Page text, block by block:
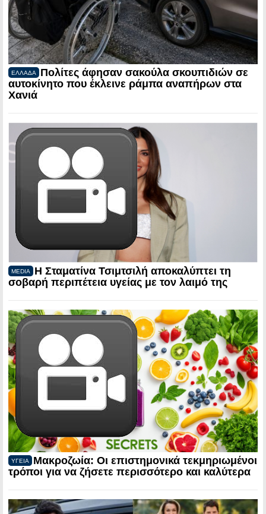
ΕΛΛΑΔΑ
Πολίτες άφησαν σακούλα σκουπιδιών σε
αυτοκίνητο που έκλεινε ράμπα αναπήρων στα
Χανιά
MEDIA
Η Σταματίνα Τσιμτσιλή αποκαλύπτει τη
σοβαρή περιπέτεια υγείας με τον λαιμό της
ΥΓΕΙΑ
Μακροζωία: Οι επιστημονικά τεκμηριωμένοι
τρόποι για να ζήσετε περισσότερο και καλύτερα